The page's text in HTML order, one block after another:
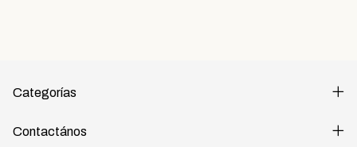
Categorías
Contactános